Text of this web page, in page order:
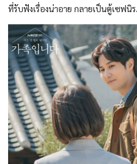
ที่รับฟังเรื่องน่าอาย กลายเป็นตู้เซฟ